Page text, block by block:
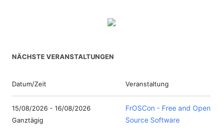
NÄCHSTE VERANSTALTUNGEN
Datum/Zeit Veranstaltung
15/08/2026 - 16/08/2026
Ganztägig
FrOSCon - Free and Open
Source Software